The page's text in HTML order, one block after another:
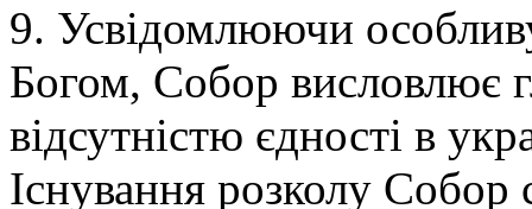
9. Усвідомлюючи
Богом, Собор висловлює
відсутністю єдності в
Існування розколу